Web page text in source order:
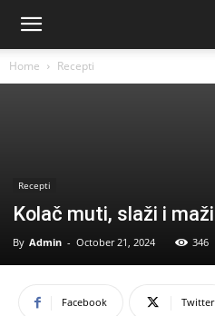
Home Recepti
Recepti
Kolač muti, slaži i maži
By Admin - October 21, 2024 346
Facebook Twitter